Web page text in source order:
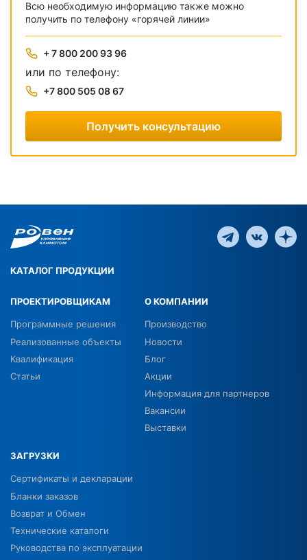
Всю необходимую информацию также можно
получить по телефону «горячей линии»
+ 7 800 200 93 96
или по телефону:
+7 800 505 08 67
Получить консультацию
КАТАЛОГ ПРОДУКЦИИ
ПРОЕКТИРОВЩИКАМ
Программные решения
Реализованные объекты
Квалификация
Статьи
О КОМПАНИИ
Производство
Новости
Блог
Акции
Информация для партнеров
Вакансии
Выставки
ЗАГРУЗКИ
Сертификаты и декларации
Бланки заказов
Возврат и Обмен
Технические каталоги
Руководства по эксплуатации